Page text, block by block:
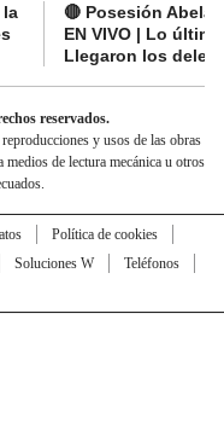
la
🔴 Posesión
EN VIVO | Lo
Llegaron los
reservados.
y usos de las obras
medios de lectura mecánica u otros
Política de cookies
Soluciones W
Teléfonos